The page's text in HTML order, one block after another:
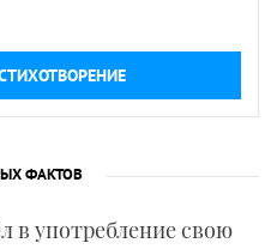
ФАКТОВ
в употребление свою